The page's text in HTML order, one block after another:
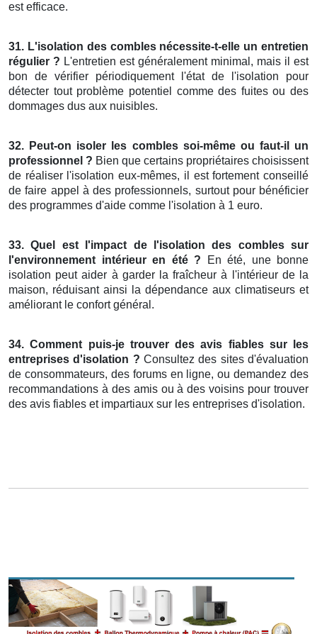
est efficace.
31. L'isolation des combles nécessite-t-elle un entretien
régulier ? L'entretien est généralement minimal, mais il est
bon de vérifier périodiquement l'état de l'isolation pour
détecter tout problème potentiel comme des fuites ou des
dommages dus aux nuisibles.
32. Peut-on isoler les combles soi-même ou faut-il un
professionnel ? Bien que certains propriétaires choisissent
de réaliser l'isolation eux-mêmes, il est fortement conseillé
de faire appel à des professionnels, surtout pour bénéficier
des programmes d'aide comme l'isolation à 1 euro.
33. Quel est l'impact de l'isolation des combles sur
l'environnement intérieur en été ? En été, une bonne
isolation peut aider à garder la fraîcheur à l'intérieur de la
maison, réduisant ainsi la dépendance aux climatiseurs et
améliorant le confort général.
34. Comment puis-je trouver des avis fiables sur les
entreprises d'isolation ? Consultez des sites d'évaluation
de consommateurs, des forums en ligne, ou demandez des
recommandations à des amis ou à des voisins pour trouver
des avis fiables et impartiaux sur les entreprises d'isolation.